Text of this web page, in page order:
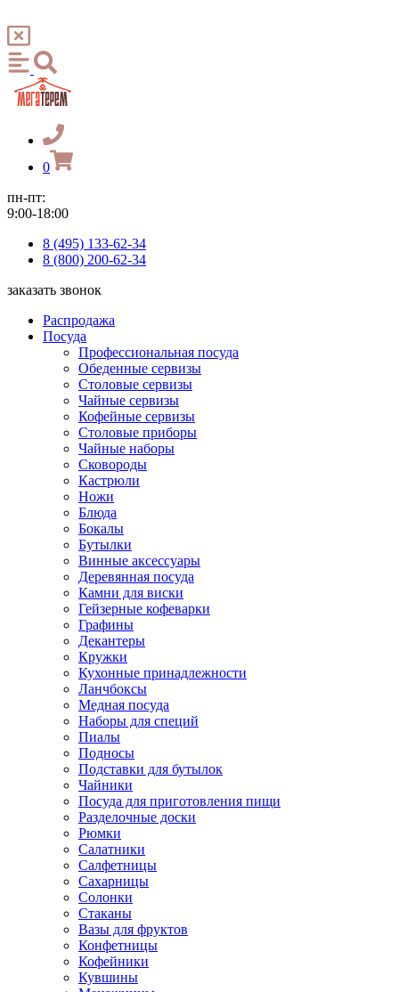
0
пн-пт:
9:00-18:00
8 (495) 133-62-34
8 (800) 200-62-34
заказать звонок
Распродажа
Посуда
Профессиональная посуда
Обеденные сервизы
Столовые сервизы
Чайные сервизы
Кофейные сервизы
Столовые приборы
Чайные наборы
Сковороды
Кастрюли
Ножи
Блюда
Бокалы
Бутылки
Винные аксессуары
Деревянная посуда
Камни для виски
Гейзерные кофеварки
Графины
Декантеры
Кружки
Кухонные принадлежности
Ланчбоксы
Медная посуда
Наборы для специй
Пиалы
Подносы
Подставки для бутылок
Чайники
Посуда для приготовления пищи
Разделочные доски
Рюмки
Салатники
Салфетницы
Сахарницы
Солонки
Стаканы
Вазы для фруктов
Конфетницы
Кофейники
Кувшины